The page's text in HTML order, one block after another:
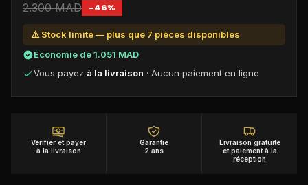
2.300MAD −46%
⚠️ Stock limité — plus que 7 pièces disponibles
Économie de1.051 MAD
Vous payez à la livraison · Aucun paiement en ligne
Vérifier et payer
à la livraison
Garantie
2 ans
Livraison gratuite
et paiement à la
réception